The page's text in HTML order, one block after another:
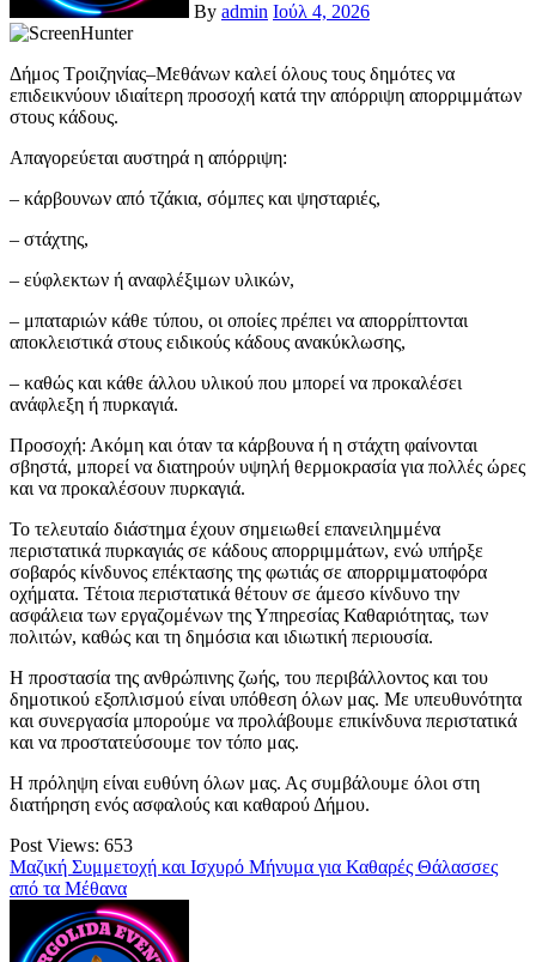
By admin Ιούλ 4, 2026
Δήμος Τροιζηνίας–Μεθάνων καλεί όλους τους δημότες να
επιδεικνύουν ιδιαίτερη προσοχή κατά την απόρριψη απορριμμάτων
στους κάδους.
Απαγορεύεται αυστηρά η απόρριψη:
– κάρβουνων από τζάκια, σόμπες και ψησταριές,
– στάχτης,
– εύφλεκτων ή αναφλέξιμων υλικών,
– μπαταριών κάθε τύπου, οι οποίες πρέπει να απορρίπτονται
αποκλειστικά στους ειδικούς κάδους ανακύκλωσης,
– καθώς και κάθε άλλου υλικού που μπορεί να προκαλέσει
ανάφλεξη ή πυρκαγιά.
Προσοχή: Ακόμη και όταν τα κάρβουνα ή η στάχτη φαίνονται
σβηστά, μπορεί να διατηρούν υψηλή θερμοκρασία για πολλές ώρες
και να προκαλέσουν πυρκαγιά.
Το τελευταίο διάστημα έχουν σημειωθεί επανειλημμένα
περιστατικά πυρκαγιάς σε κάδους απορριμμάτων, ενώ υπήρξε
σοβαρός κίνδυνος επέκτασης της φωτιάς σε απορριμματοφόρα
οχήματα. Τέτοια περιστατικά θέτουν σε άμεσο κίνδυνο την
ασφάλεια των εργαζομένων της Υπηρεσίας Καθαριότητας, των
πολιτών, καθώς και τη δημόσια και ιδιωτική περιουσία.
Η προστασία της ανθρώπινης ζωής, του περιβάλλοντος και του
δημοτικού εξοπλισμού είναι υπόθεση όλων μας. Με υπευθυνότητα
και συνεργασία μπορούμε να προλάβουμε επικίνδυνα περιστατικά
και να προστατεύσουμε τον τόπο μας.
Η πρόληψη είναι ευθύνη όλων μας. Ας συμβάλουμε όλοι στη
διατήρηση ενός ασφαλούς και καθαρού Δήμου.
Post Views: 653
Πλοήγηση
άρθρων
Μαζική Συμμετοχή και Ισχυρό Μήνυμα για Καθαρές Θάλασσες
από τα Μέθανα